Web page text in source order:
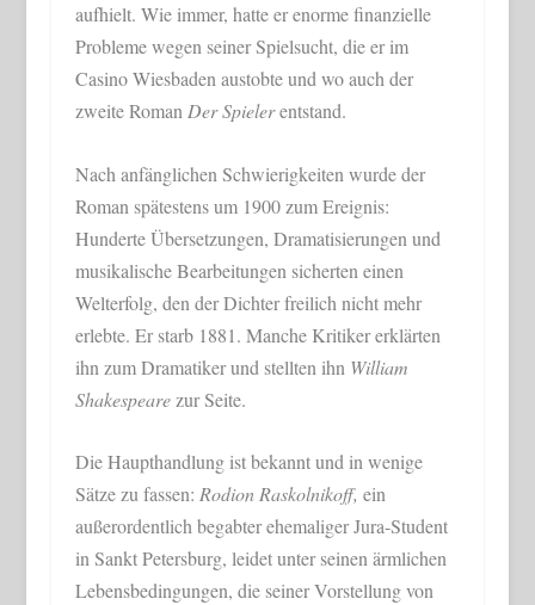
aufhielt. Wie immer, hatte er enorme finanzielle
Probleme wegen seiner Spielsucht, die er im
Casino Wiesbaden austobte und wo auch der
zweite Roman Der Spielerentstand.
Nach anfänglichen Schwierigkeiten wurde der
Roman spätestens um 1900 zum Ereignis:
Hunderte Übersetzungen, Dramatisierungen und
musikalische Bearbeitungen sicherten einen
Welterfolg, den der Dichter freilich nicht mehr
erlebte. Er starb 1881. Manche Kritiker erklärten
ihn zum Dramatiker und stellten ihn William
Shakespearezur Seite.
Die Haupthandlung ist bekannt und in wenige
Sätze zu fassen: Rodion Raskolnikoff, ein
außerordentlich begabter ehemaliger Jura-Student
in Sankt Petersburg, leidet unter seinen ärmlichen
Lebensbedingungen, die seiner Vorstellung von